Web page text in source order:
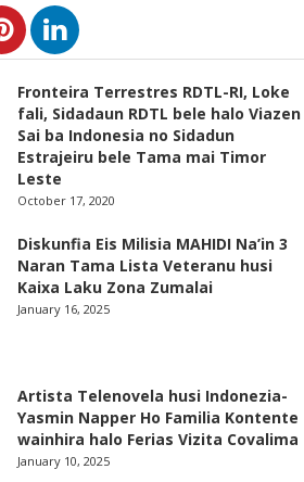
Fronteira Terrestres RDTL-RI, Loke
fali, Sidadaun RDTL bele halo Viazen
Sai ba Indonesia no Sidadun
Estrajeiru bele Tama mai Timor
Leste
October 17, 2020
Diskunfia Eis Milisia MAHIDI Na’in 3
Naran Tama Lista Veteranu husi
Kaixa Laku Zona Zumalai
January 16, 2025
Artista Telenovela husi Indonezia-
Yasmin Napper Ho Familia Kontente
wainhira halo Ferias Vizita Covalima
January 10, 2025